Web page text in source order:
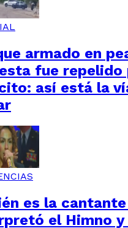
armado en
fue repelido
así está la
es la
el Himno y